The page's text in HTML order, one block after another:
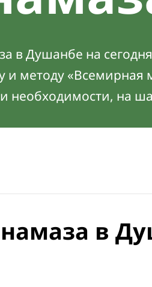
в Душанбе на
и методу «Всемирная
необходимости, на
в